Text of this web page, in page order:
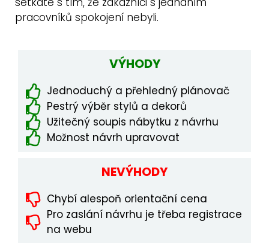
pracovníků spokojení nebyli.
VÝHODY
Jednoduchý a přehledný plánovač
Pestrý výběr stylů a dekorů
Užitečný soupis nábytku z návrhu
Možnost návrh upravovat
NEVÝHODY
Chybí alespoň orientační cena
Pro zaslání návrhu je třeba registrace
na webu